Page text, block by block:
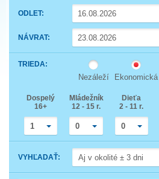
ODLET:
NÁVRAT:
the
down
the
calendar
and
select
a
date.
Press
the
question
down
arrow
to
interact
with
the
and
select
date.
Press
TRIEDA:
Nezáleží Ekonomická
Dospelý
16+
1
Mládežník
12 - 15 r.
0
Dieťa
2 - 11 r.
0
VYHĽADAŤ: Aj v okolité ± 3 dni